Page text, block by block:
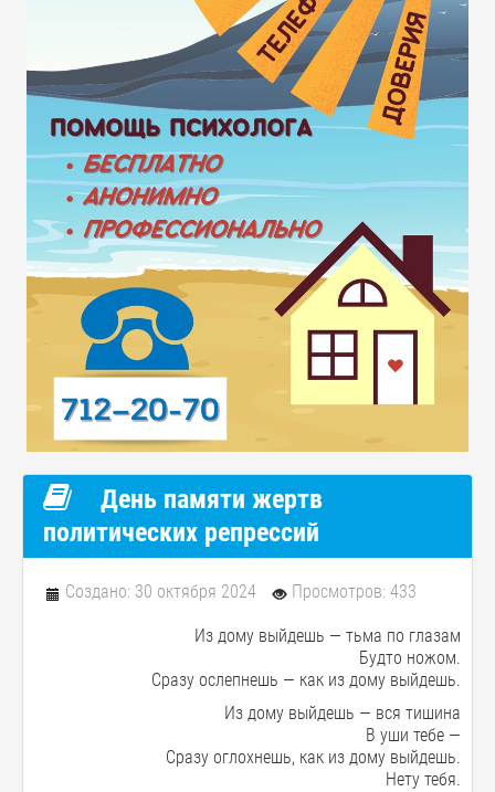
День памяти жертв
политических репрессий
Создано: 30 октября 2024 Просмотров: 433
Из дому выйдешь — тьма по глазам
Будто ножом.
Сразу ослепнешь — как из дому выйдешь.
Из дому выйдешь — вся тишина
В уши тебе —
Сразу оглохнешь, как из дому выйдешь.
Нету тебя.